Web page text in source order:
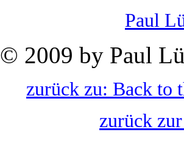
Paul
© 2009 by Paul
zurück zu: Back to
zurück